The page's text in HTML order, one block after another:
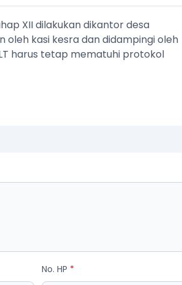
XII dilakukan dikantor desa
oleh kasi kesra dan didampingi oleh
harus tetap mematuhi protokol
No. HP *